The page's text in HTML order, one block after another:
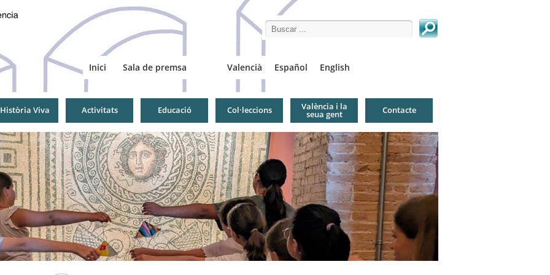
Search this site
Valencià Español English
Inici Sala de premsa
Història Viva Activitats Educació Col·leccions València i la
seua gent Contacte